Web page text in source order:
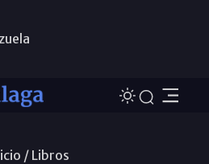
/ Libros